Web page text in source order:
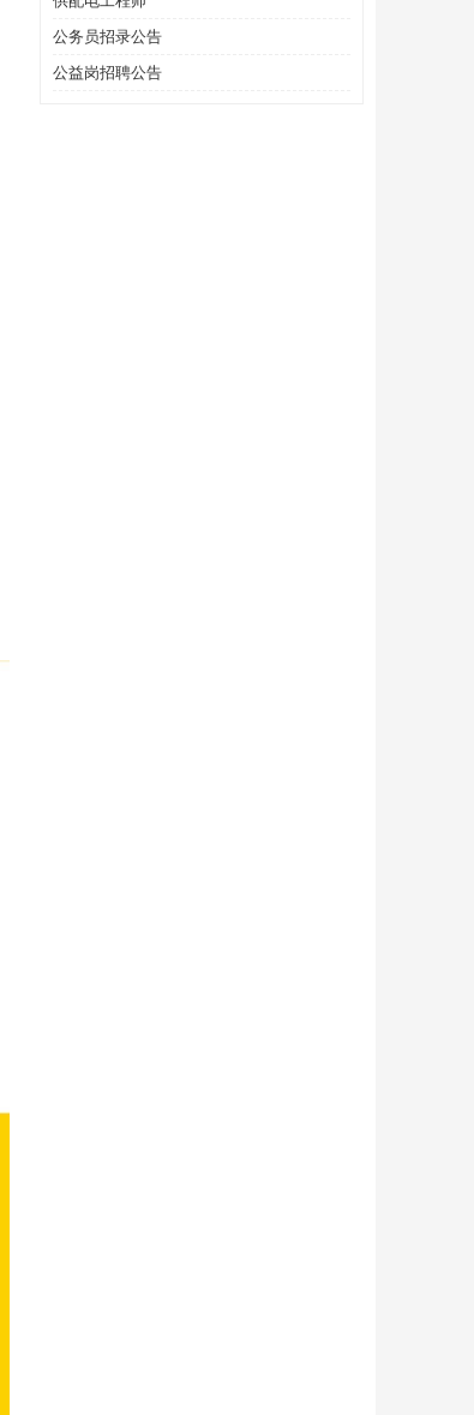
公务员招录公告
公益岗招聘公告